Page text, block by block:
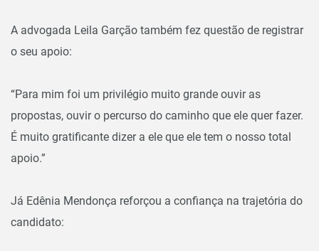
A advogada Leila Garção também fez questão de registrar
o seu apoio:
“Para mim foi um privilégio muito grande ouvir as
propostas, ouvir o percurso do caminho que ele quer fazer.
É muito gratificante dizer a ele que ele tem o nosso total
apoio.”
Já Edênia Mendonça reforçou a confiança na trajetória do
candidato: